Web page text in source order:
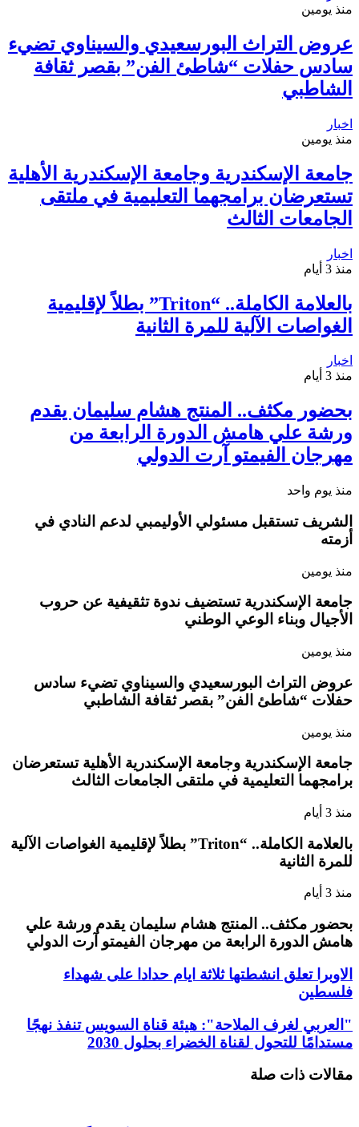
منذ يومين
عروض التراث البورسعيدي والسيناوي تضيء
سادس حفلات “شاطئ الفن” بقصر ثقافة
الشاطبي
اخبار
منذ يومين
جامعة الإسكندرية وجامعة الإسكندرية الأهلية
تستعرضان برامجهما التعليمية في ملتقى
الجامعات الثالث
اخبار
منذ 3 أيام
بالعلامة الكاملة.. “Triton” بطلاً لإقليمية
الغواصات الآلية للمرة الثانية
اخبار
منذ 3 أيام
بحضور مكثف.. المنتج هشام سليمان يقدم
ورشة علي هامش الدورة الرابعة من
مهرجان الفيمتو آرت الدولي
منذ يوم واحد
الشريف تستقبل مسئولي الأوليمبي لدعم النادي في
أزمته
منذ يومين
جامعة الإسكندرية تستضيف ندوة تثقيفية عن حروب
الأجيال وبناء الوعي الوطني
منذ يومين
عروض التراث البورسعيدي والسيناوي تضيء سادس
حفلات “شاطئ الفن” بقصر ثقافة الشاطبي
منذ يومين
جامعة الإسكندرية وجامعة الإسكندرية الأهلية تستعرضان
برامجهما التعليمية في ملتقى الجامعات الثالث
منذ 3 أيام
بالعلامة الكاملة.. “Triton” بطلاً لإقليمية الغواصات الآلية
للمرة الثانية
منذ 3 أيام
بحضور مكثف.. المنتج هشام سليمان يقدم ورشة علي
هامش الدورة الرابعة من مهرجان الفيمتو آرت الدولي
الاوبرا تعلق انشطتها ثلاثة ايام حدادا على شهداء
فلسطين
"العربي لغرف الملاحة": هيئة قناة السويس تنفذ نهجًا
مستدامًا للتحول لقناة الخضراء بحلول 2030
مقالات ذات صلة